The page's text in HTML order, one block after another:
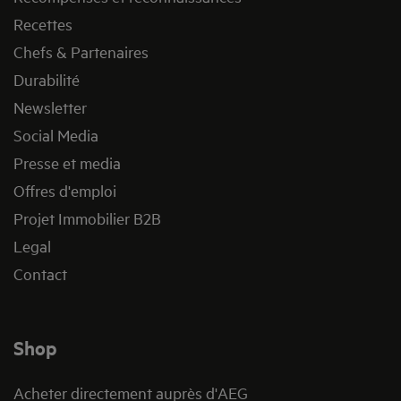
Recettes
Chefs & Partenaires
Durabilité
Newsletter
Social Media
Presse et media
Offres d'emploi
Projet Immobilier B2B
Legal
Contact
Shop
Acheter directement auprès d'AEG